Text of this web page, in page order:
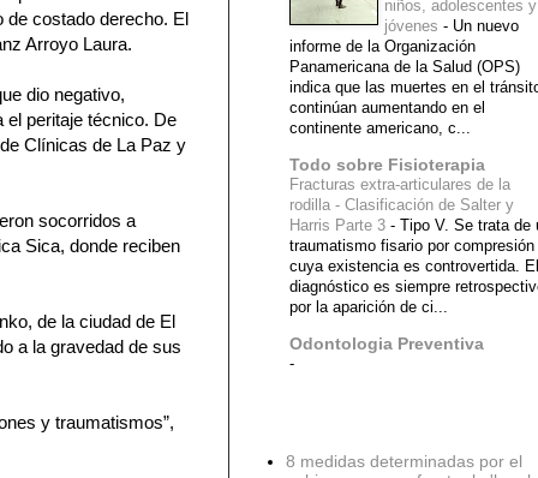
de costado derecho. El
Arroyo Laura.
dio negativo,
el peritaje técnico. De
Clínicas de La Paz y
socorridos a
Sica, donde reciben
de la ciudad de El
a la gravedad de sus
y traumatismos”,
niños, adolescentes y
jóvenes - Un nuevo
informe de la Organización
Panamericana de la Salud (OPS)
indica que las muertes en el
continúan aumentando en el
continente americano, c...
Todo sobre Fisioterapia
Fracturas extra-articulares de la
rodilla - Clasificación de Salter y
Harris Parte 3 - Tipo V. Se trata de
traumatismo fisario por compresión
cuya existencia es controvertida. El
diagnóstico es siempre
por la aparición de ci...
Odontologia Preventiva
-
8 medidas determinadas por el